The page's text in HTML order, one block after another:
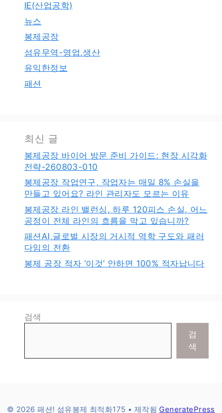
IE(산업공학)
뉴스
봉제공장
섬유무역-영업.생산
유익한정보
패션
최신 글
봉제공장 바이어 방문 준비 가이드: 현장 시각화
전략-260803-010
봉제공장 작업연구, 작업자는 매일 8% 손실을
만들고 있어요? 라인 관리자도 모르는 이유
봉제공장 라인 밸런싱, 하루 120피스 손실, 어느
공정이 전체 라인의 흐름을 막고 있습니까?
패션AI,글로벌 시장의 거시적 역학 구도와 패러
다임의 전환
봉제 공장 적자 ‘이것’ 안하면 100% 적자납니다
검색
검
색
© 2026 패션! 섬유봉제 최적화175 • 제작됨 GeneratePress